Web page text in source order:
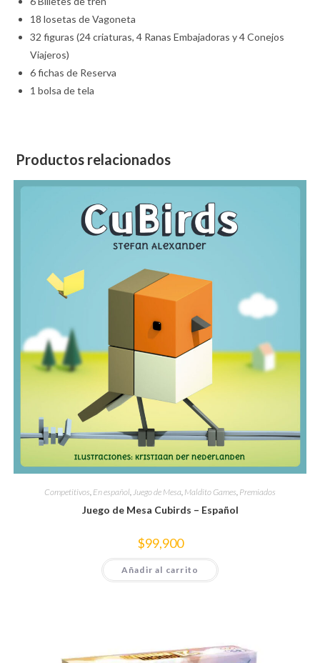
18 losetas de Vagoneta
32 figuras (24 criaturas, 4 Ranas Embajadoras y 4 Conejos
Viajeros)
6 fichas de Reserva
1 bolsa de tela
Productos relacionados
Competitivos En español Juego de Mesa Maldito Games Premiados
Juego de Mesa Cubirds – Español
$99,900
Añadir al carrito